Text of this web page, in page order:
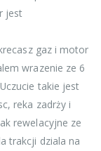
jest
gaz i motor
wrazenie ze 6
takie jest
reka zadrży i
rewelacyjne ze
trakcji dziala na